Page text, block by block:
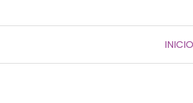
INICIO